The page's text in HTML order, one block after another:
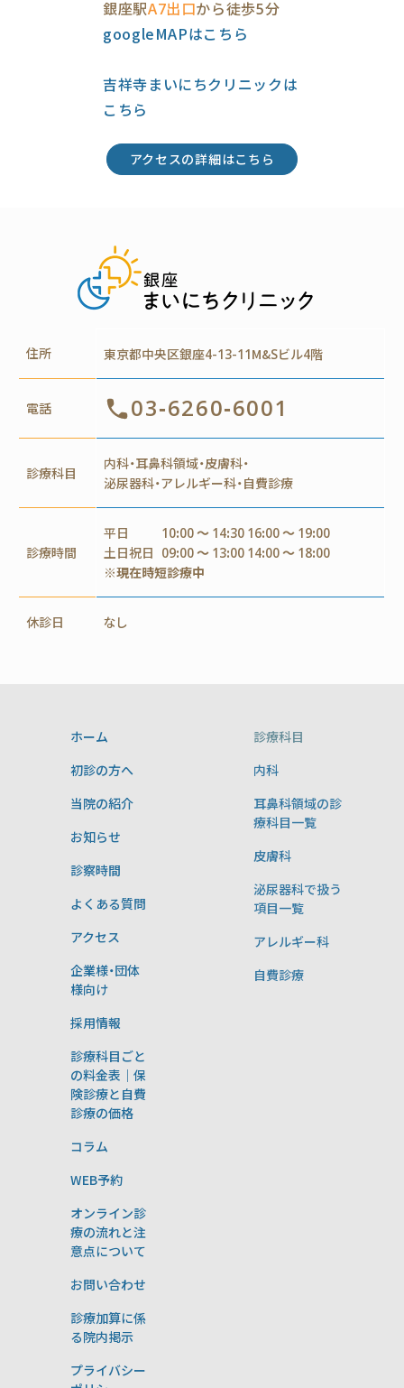
銀座駅A7出口から徒歩5分
googleMAPはこちら
吉祥寺まいにちクリニックは
こちら
アクセスの詳細はこちら
住所 東京都中央区銀座4-13-11M&Sビル4階
電話 03-6260-6001
診療科目
内科・耳鼻科領域・皮膚科・
泌尿器科・アレルギー科・自費診療
診療時間
平日
10:00 ～ 14:30 16:00 ～ 19:00
土日祝日 09:00 ～ 13:00 14:00 ～ 18:00
※現在時短診療中
休診日 なし
ホーム
初診の方へ
当院の紹介
お知らせ
診察時間
よくある質問
アクセス
企業様・団体
様向け
採用情報
診療科目ごと
の料金表｜保
険診療と自費
診療の価格
コラム
WEB予約
オンライン診
療の流れと注
意点について
お問い合わせ
診療加算に係
る院内掲示
プライバシー
診療科目
内科
耳鼻科領域の診
療科目一覧
皮膚科
泌尿器科で扱う
項目一覧
アレルギー科
自費診療